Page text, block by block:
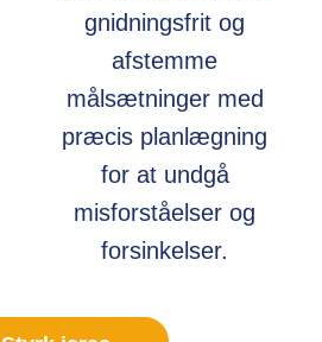
gnidningsfrit og
afstemme
målsætninger med
præcis planlægning
for at undgå
misforståelser og
forsinkelser.